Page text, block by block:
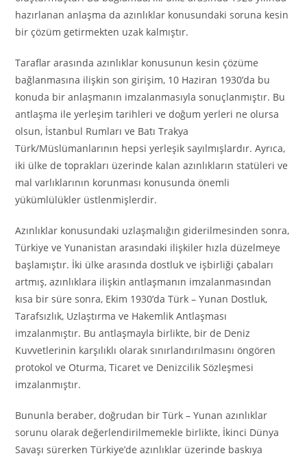
hazırlanan anlaşma da azınlıklar konusundaki soruna kesin
bir çözüm getirmekten uzak kalmıştır.
Taraflar arasında azınlıklar konusunun kesin çözüme
bağlanmasına ilişkin son girişim, 10 Haziran 1930’da bu
konuda bir anlaşmanın imzalanmasıyla sonuçlanmıştır. Bu
antlaşma ile yerleşim tarihleri ve doğum yerleri ne olursa
olsun, İstanbul Rumları ve Batı Trakya
Türk/Müslümanlarının hepsi yerleşik sayılmışlardır. Ayrıca,
iki ülke de toprakları üzerinde kalan azınlıkların statüleri ve
mal varlıklarının korunması konusunda önemli
yükümlülükler üstlenmişlerdir.
Azınlıklar konusundaki uzlaşmalığın giderilmesinden sonra,
Türkiye ve Yunanistan arasındaki ilişkiler hızla düzelmeye
başlamıştır. İki ülke arasında dostluk ve işbirliği çabaları
artmış, azınlıklara ilişkin antlaşmanın imzalanmasından
kısa bir süre sonra, Ekim 1930’da Türk – Yunan Dostluk,
Tarafsızlık, Uzlaştırma ve Hakemlik Antlaşması
imzalanmıştır. Bu antlaşmayla birlikte, bir de Deniz
Kuvvetlerinin karşılıklı olarak sınırlandırılmasını öngören
protokol ve Oturma, Ticaret ve Denizcilik Sözleşmesi
imzalanmıştır.
Bununla beraber, doğrudan bir Türk – Yunan azınlıklar
sorunu olarak değerlendirilmemekle birlikte, İkinci Dünya
Savaşı sürerken Türkiye’de azınlıklar üzerinde baskıya